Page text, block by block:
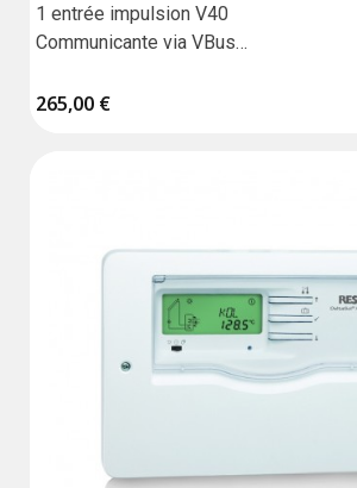
1 entrée impulsion V40
Communicante via VBus
Garantie : 18 mois
265,00 €